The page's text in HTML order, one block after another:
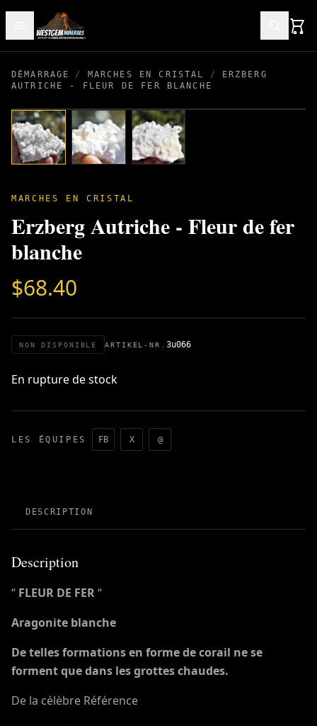
DÉMARRAGE / MARCHES EN CRISTAL /
ERZBERG
AUTRICHE - FLEUR DE FER BLANCHE
MARCHES EN CRISTAL
Erzberg Autriche - Fleur de fer
blanche
$68.40
NON DISPONIBLE ARTIKEL-NR. 3u066
En rupture de stock
LES ÉQUIPES FB X @
DESCRIPTION
Description
“ FLEUR DE FER“
Aragonite blanche
De telles formations en forme de corail ne se
forment que dans les grottes chaudes.
De la célèbre Référence